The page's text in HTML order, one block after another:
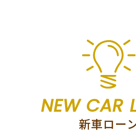
NEW CAR
新車ロー